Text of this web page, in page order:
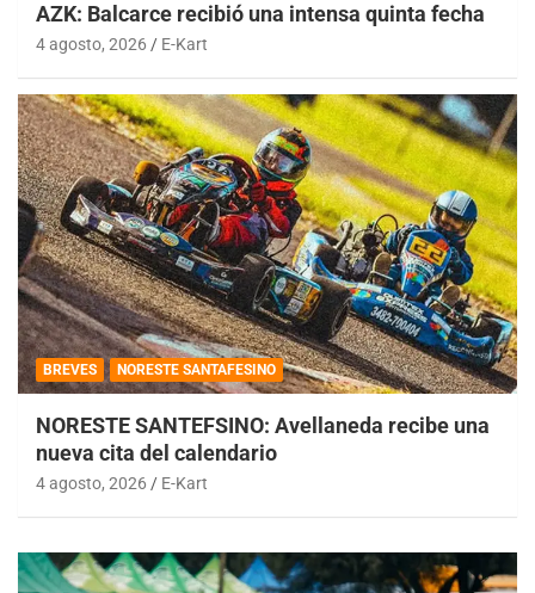
AZK: Balcarce recibió una intensa quinta fecha
4 agosto, 2026 E-Kart
BREVES NORESTE SANTAFESINO
NORESTE SANTEFSINO: Avellaneda recibe una
nueva cita del calendario
4 agosto, 2026 E-Kart